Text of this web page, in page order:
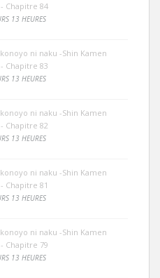
Chapitre 84
13 HEURES
ni naku -Shin Kamen
Chapitre 83
13 HEURES
ni naku -Shin Kamen
Chapitre 82
13 HEURES
ni naku -Shin Kamen
Chapitre 81
13 HEURES
ni naku -Shin Kamen
Chapitre 79
13 HEURES